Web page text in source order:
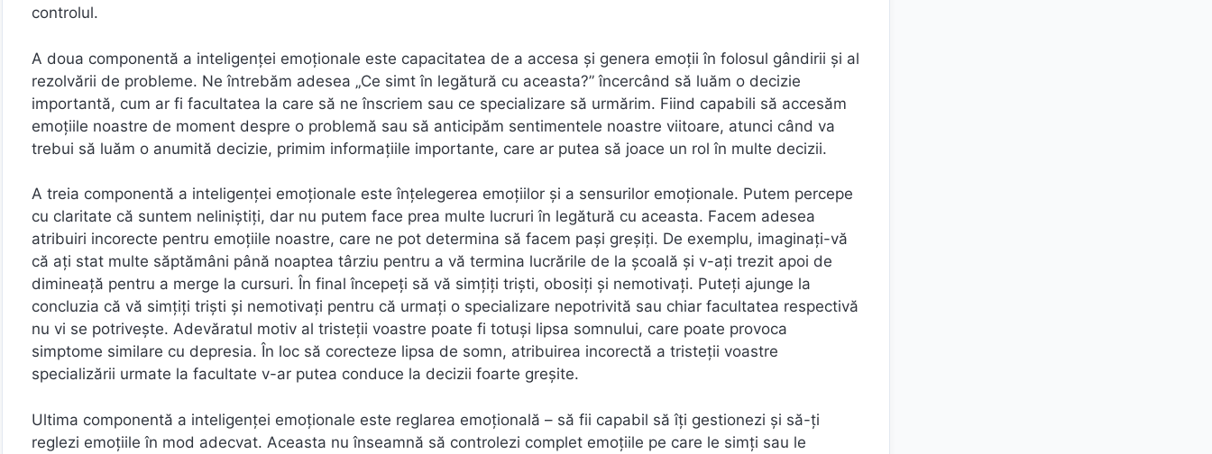
controlul.
A doua componentă a inteligenței emoționale este capacitatea de a accesa și genera emoții în folosul gândirii și al
rezolvării de probleme. Ne întrebăm adesea „Ce simt în legătură cu aceasta?” încercând să luăm o decizie
importantă, cum ar fi facultatea la care să ne înscriem sau ce specializare să urmărim. Fiind capabili să accesăm
emoțiile noastre de moment despre o problemă sau să anticipăm sentimentele noastre viitoare, atunci când va
trebui să luăm o anumită decizie, primim informațiile importante, care ar putea să joace un rol în multe decizii.
A treia componentă a inteligenței emoționale este înțelegerea emoțiilor și a sensurilor emoționale. Putem percepe
cu claritate că suntem neliniștiți, dar nu putem face prea multe lucruri în legătură cu aceasta. Facem adesea
atribuiri incorecte pentru emoțiile noastre, care ne pot determina să facem pași greșiți. De exemplu, imaginați-vă
că ați stat multe săptămâni până noaptea târziu pentru a vă termina lucrările de la școală și v-ați trezit apoi de
dimineață pentru a merge la cursuri. În final începeți să vă simțiți triști, obosiți și nemotivați. Puteți ajunge la
concluzia că vă simțiți triști și nemotivați pentru că urmați o specializare nepotrivită sau chiar facultatea respectivă
nu vi se potrivește. Adevăratul motiv al tristeții voastre poate fi totuși lipsa somnului, care poate provoca
simptome similare cu depresia. În loc să corecteze lipsa de somn, atribuirea incorectă a tristeții voastre
specializării urmate la facultate v-ar putea conduce la decizii foarte greșite.
Ultima componentă a inteligenței emoționale este reglarea emoțională – să fii capabil să îți gestionezi și să-ți
reglezi emoțiile în mod adecvat. Aceasta nu înseamnă să controlezi complet emoțiile pe care le simți sau le